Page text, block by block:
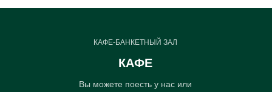
КАФЕ-БАНКЕТНЫЙ ЗАЛ
КАФЕ
Вы можете поесть у нас или